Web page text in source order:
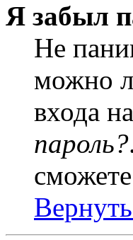
Я забыл
Не
можно
входа
пароль?